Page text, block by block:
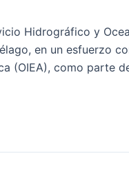
Hidrográfico y
en un esfuerzo
(OIEA), como parte